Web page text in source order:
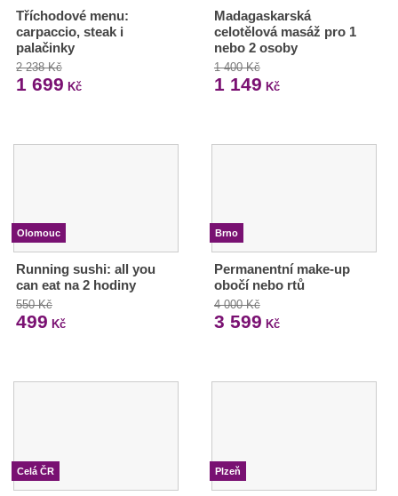
Tříchodové menu:
carpaccio, steak i
palačinky
2 238 Kč
1 699 Kč
Madagaskarská
celotělová masáž pro 1
nebo 2 osoby
1 400 Kč
1 149 Kč
Olomouc
Running sushi: all you
can eat na 2 hodiny
550 Kč
499 Kč
Brno
Permanentní make-up
obočí nebo rtů
4 000 Kč
3 599 Kč
Celá ČR Plzeň